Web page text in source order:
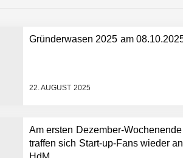
Gründerwasen 2025 am
22. AUGUST 2025
Am ersten Dezember-Wochenende
traffen sich Start-up-Fans wieder
Entwicklungsprozesse